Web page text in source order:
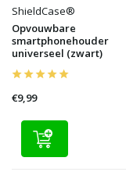
ShieldCase®
Opvouwbare
smartphonehouder
universeel (zwart)
€9,99